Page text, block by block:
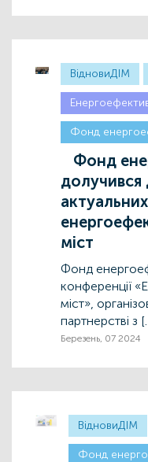
ВідновиДІМ
Фонд
Фонд
долучився
міст
Фонд
конференції
міст»,
партнерстві з
Березень, 07 2024
ВідновиДІМ
Фонд